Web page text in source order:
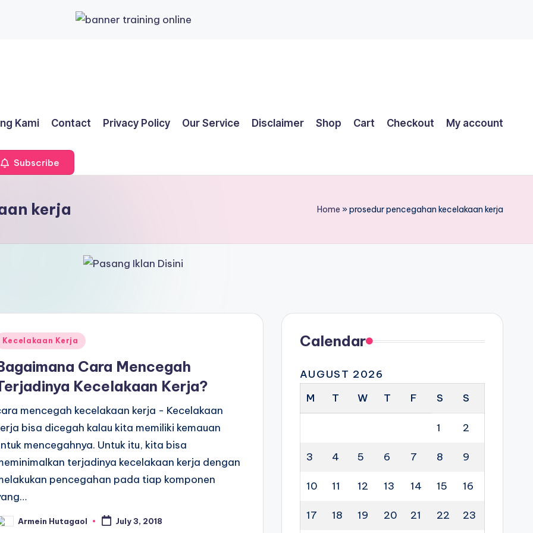
Kami Contact Privacy Policy Our Service Disclaimer Shop Cart Checkout My account
Subscribe
kerja Home »prosedur pencegahan kecelakaan kerja
Kecelakaan Kerja
Cara Mencegah
Kecelakaan Kerja?
mencegah kecelakaan kerja - Kecelakaan
bisa dicegah kalau kita memiliki kemauan
mencegahnya. Untuk itu, kita bisa
terjadinya kecelakaan kerja dengan
pencegahan pada tiap komponen
Armein Hutagaol July 3, 2018
Calendar
AUGUST 2026
M
T W T F S S
1 2
3 4 5 6 7 8 9
10 11 12 13 14 15 16
17 18 19 20 21 22 23